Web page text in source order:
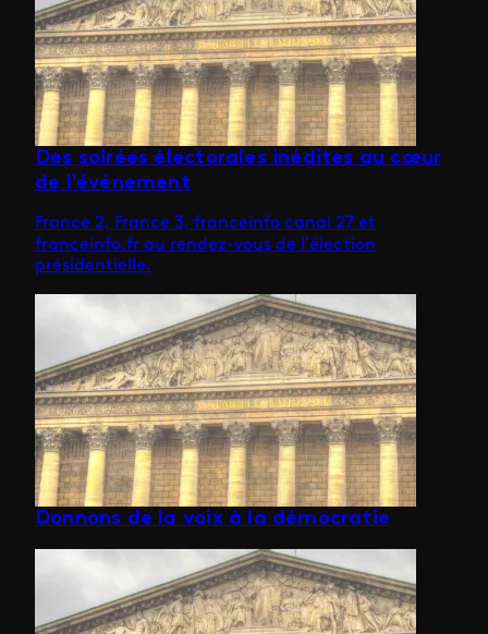
Des soirées électorales inédites au cœur
de l'événement
France 2, France 3, franceinfo canal 27 et
franceinfo.fr au rendez-vous de l’élection
présidentielle.
Donnons de la voix à la démocratie